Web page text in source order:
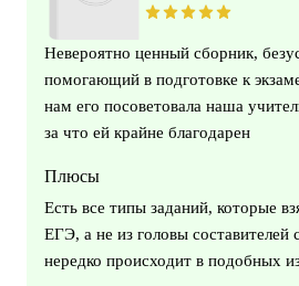
Невероятно ценный сборник,
помогающий в подготовке к
нам его посоветовала наша
за что ей крайне благодарен
Плюсы
Есть все типы заданий, которые
ЕГЭ, а не из головы составителей
нередко происходит в подобных